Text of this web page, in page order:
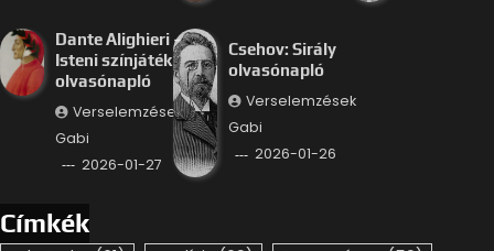
Dante Alighieri –
Isteni színjáték
olvasónapló
Verselemzések
Gabi
2026-01-27
Csehov: Sirály
olvasónapló
Verselemzések
Gabi
2026-01-26
Címkék